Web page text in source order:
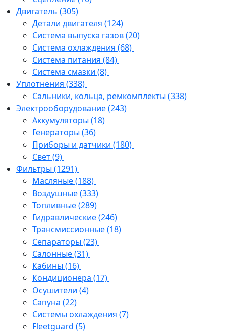
Двигатель (305)
Детали двигателя (124)
Система выпуска газов(20)
Система охлаждения (68)
Система питания (84)
Система смазки (8)
Уплотнения (338)
Сальники, кольца, ремкомплекты (338)
Электрооборудование(243)
Аккумуляторы (18)
Генераторы (36)
Приборы и датчики (180)
Свет(9)
Фильтры (1291)
Масляные(188)
Воздушные(333)
Топливные(289)
Гидравлические(246)
Трансмиссионные(18)
Сепараторы (23)
Салонные(31)
Кабины (16)
Кондиционера (17)
Осушители (4)
Сапуна (22)
Системы охлаждения (7)
Fleetguard (5)